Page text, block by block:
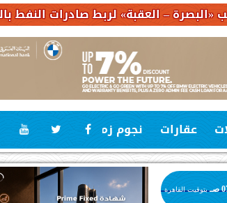
لربط صادرات النفط بالبحر الأحمر
عقارات نجوم زمان رياضة
بتوقيت القاهرة